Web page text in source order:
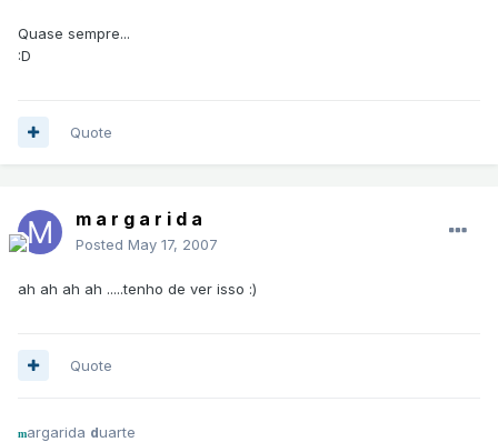
Quase sempre...
:D
Quote
m a r g a r i d a
Posted May 17, 2007
ah ah ah ah .....tenho de ver isso :)
Quote
margarida duarte